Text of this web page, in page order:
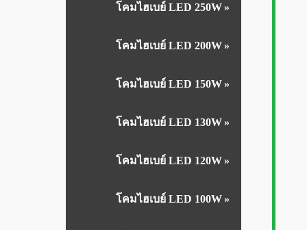
โคมไฮเบย์ LED 250W
โคมไฮเบย์ LED 200W
โคมไฮเบย์ LED 150W
โคมไฮเบย์ LED 130W
โคมไฮเบย์ LED 120W
โคมไฮเบย์ LED 100W